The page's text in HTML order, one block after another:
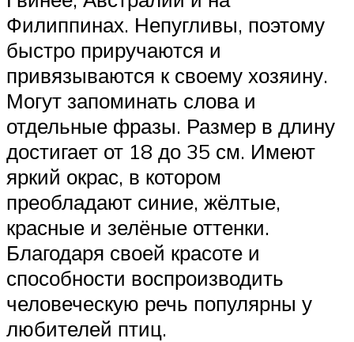
Филиппинах. Непугливы, поэтому
быстро приручаются и
привязываются к своему хозяину.
Могут запоминать слова и
отдельные фразы. Размер в длину
достигает от 18 до 35 см. Имеют
яркий окрас, в котором
преобладают синие, жёлтые,
красные и зелёные оттенки.
Благодаря своей красоте и
способности воспроизводить
человеческую речь популярны у
любителей птиц.